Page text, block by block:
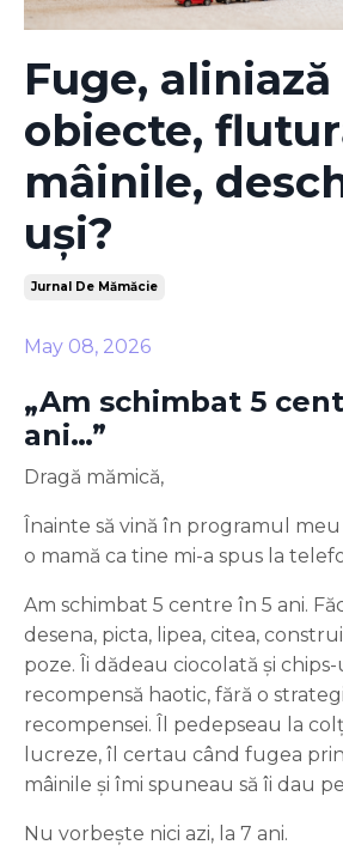
Fuge, aliniază
obiecte,
mâinile,
uși?
Jurnal De Mămăcie
May 08, 2026
„Am schimbat 5
ani…”
Dragă mămică,
Înainte să vină în programul meu
o mamă ca tine mi-a spus la
Am schimbat 5 centre în 5 ani.
desena, picta, lipea, citea,
poze. Îi dădeau ciocolată și chips-
recompensă haotic, fără o
recompensei. Îl pedepseau la
lucreze, îl certau când fugea
mâinile și îmi spuneau să îi dau
Nu vorbește nici azi, la 7 ani.